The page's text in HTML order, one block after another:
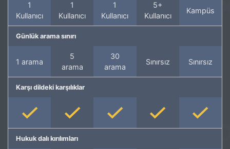
1
Kullanıcı
1
Kullanıcı
1
Kullanıcı
5+
Kullanıcı
Kampüs
Günlük arama sınırı
1 arama
5
arama
30
arama
Sınırsız Sınırsız
Karşı dildeki karşılıklar
Hukuk dalı kırılımları